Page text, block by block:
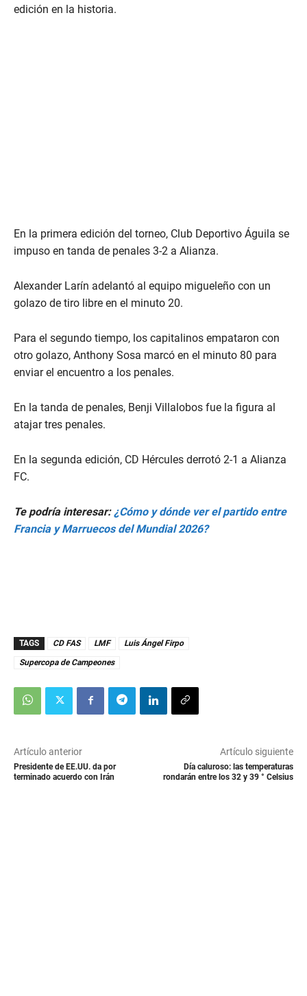
edición en la historia.
En la primera edición del torneo, Club Deportivo Águila se
impuso en tanda de penales 3-2 a Alianza.
Alexander Larín adelantó al equipo migueleño con un
golazo de tiro libre en el minuto 20.
Para el segundo tiempo, los capitalinos empataron con
otro golazo, Anthony Sosa marcó en el minuto 80 para
enviar el encuentro a los penales.
En la tanda de penales, Benji Villalobos fue la figura al
atajar tres penales.
En la segunda edición, CD Hércules derrotó 2-1 a Alianza
FC.
Te podría interesar:¿Cómo y dónde ver el partido entre
Francia y Marruecos del Mundial 2026?
TAGS CD FAS LMF
Luis Ángel Firpo
Supercopa de Campeones
Artículo anterior
Presidente de EE.UU. da por
terminado acuerdo con Irán
Artículo siguiente
Día caluroso: las temperaturas
rondarán entre los 32 y 39 ° Celsius